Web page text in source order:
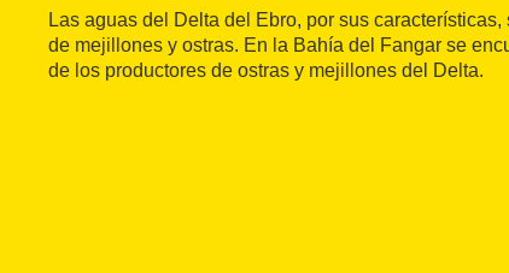
Las aguas del Delta del Ebro, por sus
de mejillones y ostras. En la Bahía del Fangar se
de los productores de ostras y mejillones del Delta.